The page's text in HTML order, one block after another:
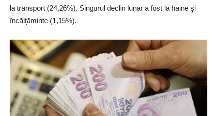
la transport (24,26%). Singurul declin lunar a fost la haine şi
încălţăminte (1,15%).